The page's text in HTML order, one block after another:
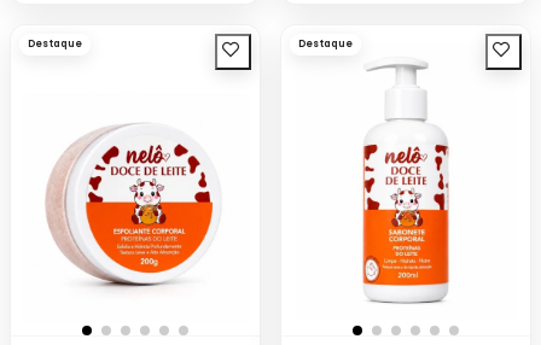
Destaque Destaque